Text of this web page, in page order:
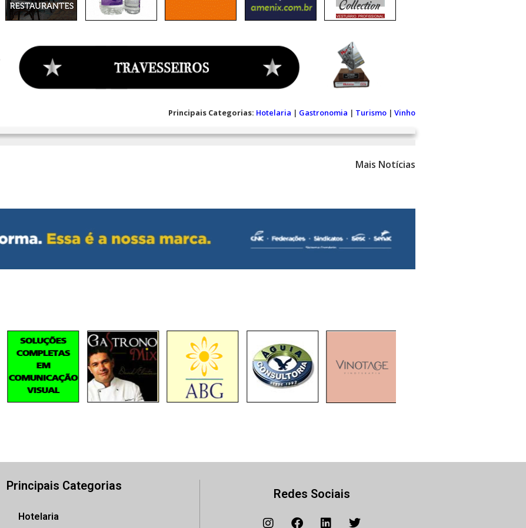
Principais Categorias: Hotelaria | Gastronomia | Turismo | Vinho
Mais Notícias
Principais Categorias
Hotelaria
Redes Sociais